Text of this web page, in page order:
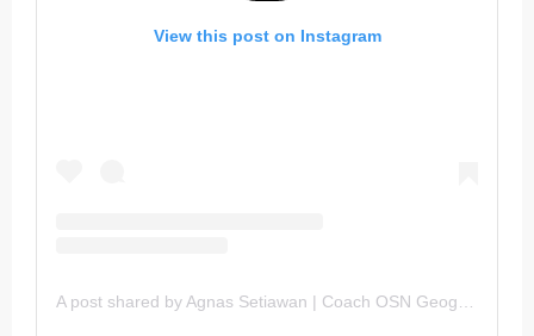
View this post on Instagram